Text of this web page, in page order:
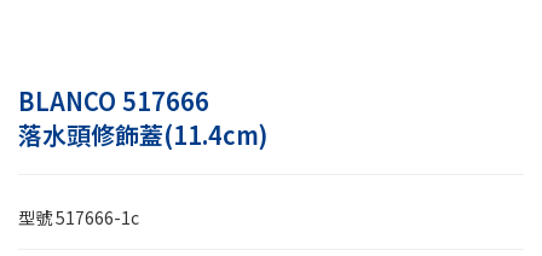
BLANCO 517666
落水頭修飾蓋(11.4cm)
型號517666-1c